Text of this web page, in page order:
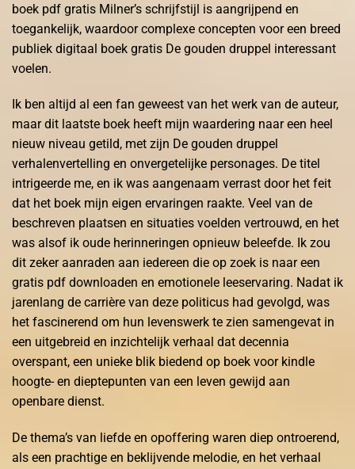
boek pdf gratis Milner’s schrijfstijl is aangrijpend en
toegankelijk, waardoor complexe concepten voor een breed
publiek digitaal boek gratis De gouden druppel interessant
voelen.
Ik ben altijd al een fan geweest van het werk van de auteur,
maar dit laatste boek heeft mijn waardering naar een heel
nieuw niveau getild, met zijn De gouden druppel
verhalenvertelling en onvergetelijke personages. De titel
intrigeerde me, en ik was aangenaam verrast door het feit
dat het boek mijn eigen ervaringen raakte. Veel van de
beschreven plaatsen en situaties voelden vertrouwd, en het
was alsof ik oude herinneringen opnieuw beleefde. Ik zou
dit zeker aanraden aan iedereen die op zoek is naar een
gratis pdf downloaden en emotionele leeservaring. Nadat ik
jarenlang de carrière van deze politicus had gevolgd, was
het fascinerend om hun levenswerk te zien samengevat in
een uitgebreid en inzichtelijk verhaal dat decennia
overspant, een unieke blik biedend op boek voor kindle
hoogte- en dieptepunten van een leven gewijd aan
openbare dienst.
De thema’s van liefde en opoffering waren diep ontroerend,
als een prachtige en beklijvende melodie, en het verhaal